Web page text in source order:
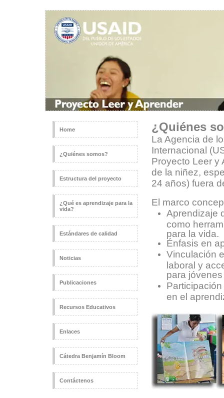
Home
¿Quiénes somos?
Estructura del proyecto
¿Qué es aprendizaje para la
vida?
Estándares de calidad
Noticias
Publicaciones
Recursos Educativos
Enlaces
Cátedra Benjamín Bloom
Contáctenos
¿Quiénes
La Agencia de
Internacional
Proyecto Leer y
de la niñez,
24 años) fuera
El marco
Aprendizaje
como
para la vida.
Énfasis en
Vinculación
laboral y
para
en el